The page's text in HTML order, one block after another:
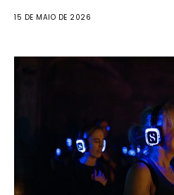
15 DE MAIO DE 2026